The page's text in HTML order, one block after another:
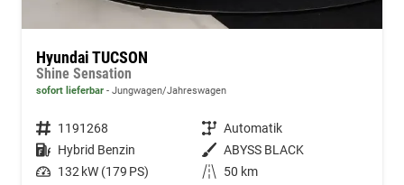
Hyundai TUCSON
Shine Sensation
sofort lieferbar Jungwagen/Jahreswagen
Fahrzeugnummer 1191268 Getriebe Automatik
Kraftstoff Hybrid Benzin Außenfarbe ABYSS BLACK
Leistung 132 kW (179 PS) Kilometerstand
50 km